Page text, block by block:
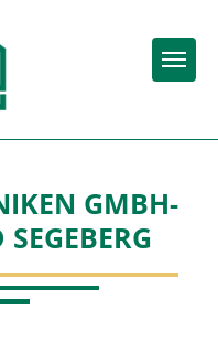
GMBH-